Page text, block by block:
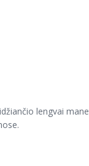
lengvai